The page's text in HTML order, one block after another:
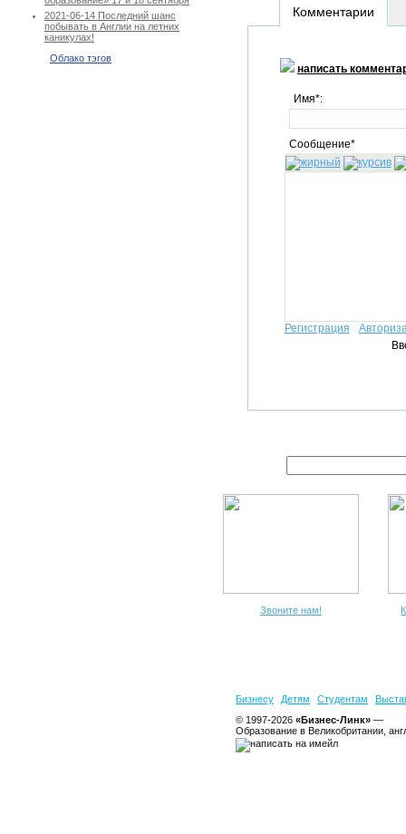
2021-06-14 Последний шанс
побывать в Англии на летних
каникулах!
Облако тэгов
Комментарии
написать
Имя*:
Сообщение*
Регистрация
Звоните нам!
Бизнесу Детям Студентам
© 1997-2026 «Бизнес-Линк» —
Образование в Великобритании,